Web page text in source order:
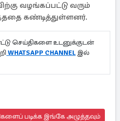
வழங்கப்பட்டு வரும்
கண்டித்துள்ளனர்.
செய்திகளை உடனுக்குடன்
WHATSAPP CHANNEL இல்
படிக்க இங்கே அழுத்தவும்